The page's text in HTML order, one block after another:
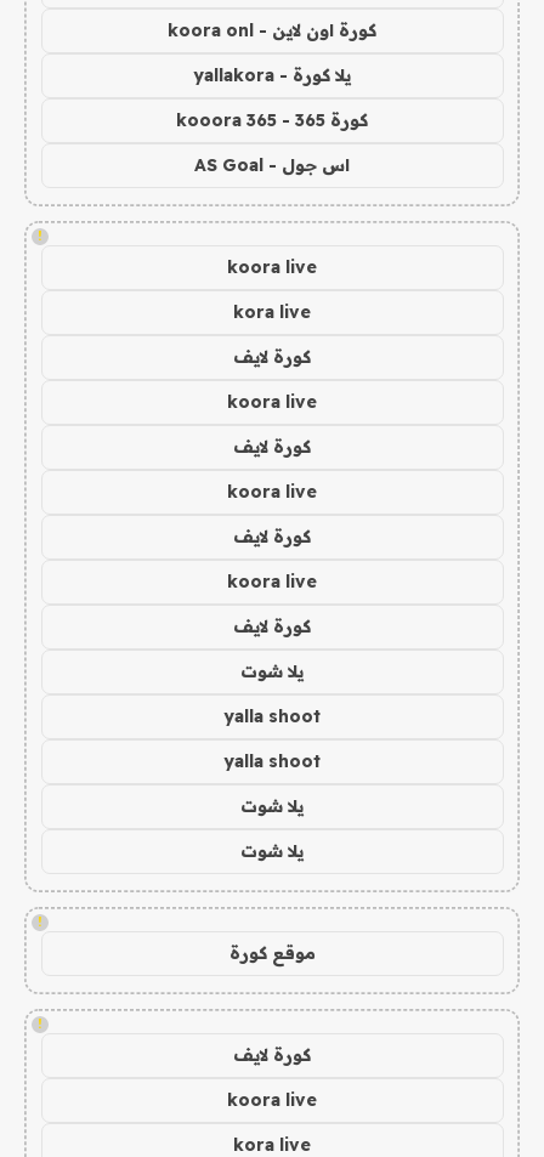
كورة اون لاين - koora onl
يلا كورة - yallakora
كورة 365 - kooora 365
اس جول - AS Goal
!
koora live
kora live
كورة لايف
koora live
كورة لايف
koora live
كورة لايف
koora live
كورة لايف
يلا شوت
yalla shoot
yalla shoot
يلا شوت
يلا شوت
!
موقع كورة
!
كورة لايف
koora live
kora live